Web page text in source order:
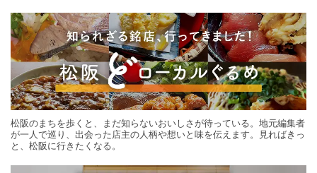
松阪のまちを歩くと、まだ知らないおいしさが待っている。地元編集者
が一人で巡り、出会った店主の人柄や想いと味を伝えます。見ればきっ
と、松阪に行きたくなる。